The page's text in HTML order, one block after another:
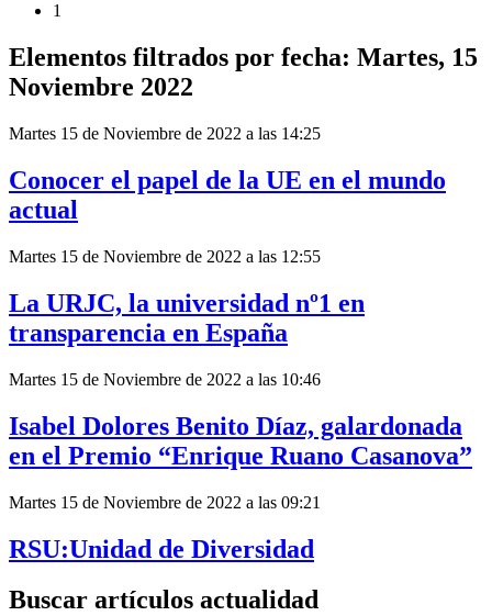
1
Elementos filtrados por fecha: Martes, 15
Noviembre 2022
Martes 15 de Noviembre de 2022 a las 14:25
Conocer el papel de la UE en el mundo
actual
Martes 15 de Noviembre de 2022 a las 12:55
La URJC, la universidad nº1 en
transparencia en España
Martes 15 de Noviembre de 2022 a las 10:46
Isabel Dolores Benito Díaz, galardonada
en el Premio “Enrique Ruano Casanova”
Martes 15 de Noviembre de 2022 a las 09:21
RSU:Unidad de Diversidad
Buscar artículos actualidad